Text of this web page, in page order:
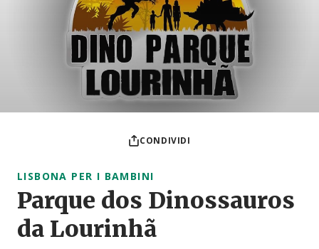
CONDIVIDI
LISBONA PER I BAMBINI
Parque dos Dinossauros
da Lourinhã